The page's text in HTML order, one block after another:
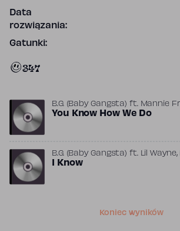
Data
rozwiązania:
Gatunki:
347
B.G. (Baby Gangsta) ft. Mannie
You Know How We Do
B.G. (Baby Gangsta) ft. Lil Wayne,
Fresh
I Know
Koniec wyników